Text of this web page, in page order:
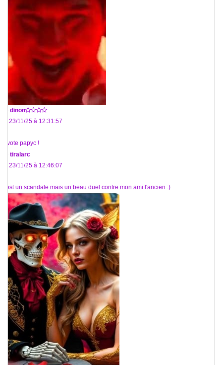
dinon
Le 23/11/25 à 12:31:57
je vote papyc !
tiralarc
Le 23/11/25 à 12:46:07
C'est un scandale mais un beau duel contre mon ami l'ancien :)